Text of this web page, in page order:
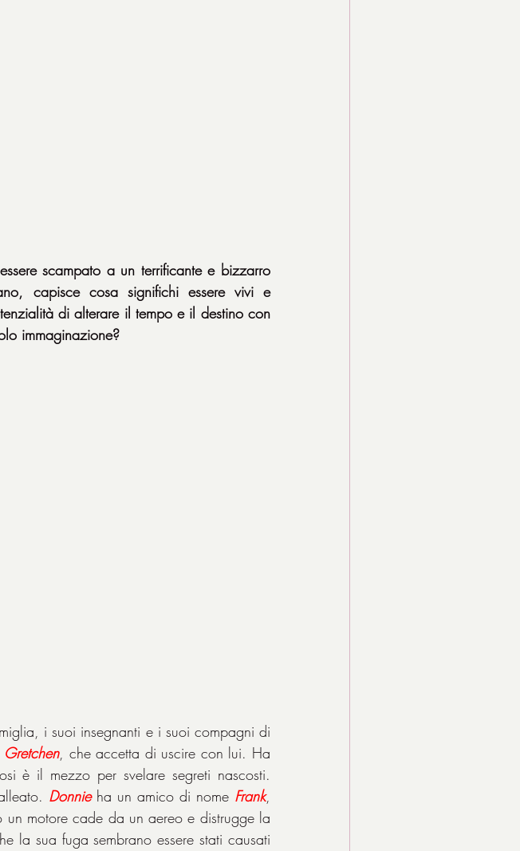
scampato a un terrificante e bizzarro
capisce cosa significhi essere vivi e
di alterare il tempo e il destino con
immaginazione?
i suoi insegnanti e i suoi compagni di
Gretchen, che accetta di uscire con lui. Ha
è il mezzo per svelare segreti nascosti.
Donnie ha un amico di nome Frank,
motore cade da un aereo e distrugge la
la sua fuga sembrano essere stati causati